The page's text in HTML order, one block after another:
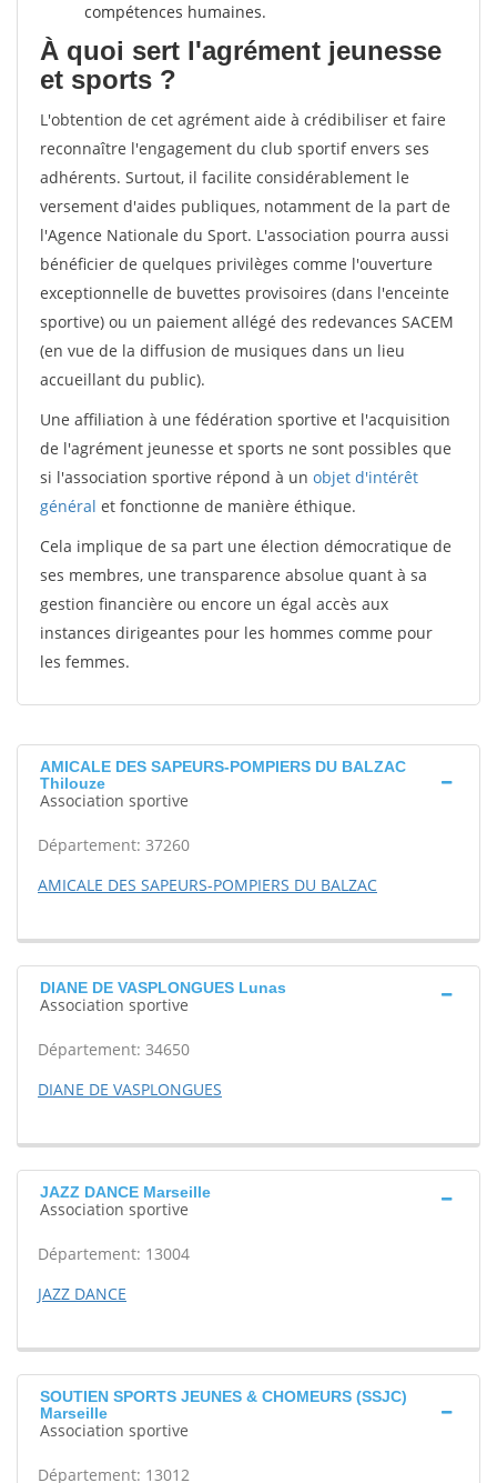
compétences humaines.
À quoi sert l'agrément jeunesse
et sports ?
L'obtention de cet agrément aide à crédibiliser et faire
reconnaître l'engagement du club sportif envers ses
adhérents. Surtout, il facilite considérablement le
versement d'aides publiques, notamment de la part de
l'Agence Nationale du Sport. L'association pourra aussi
bénéficier de quelques privilèges comme l'ouverture
exceptionnelle de buvettes provisoires (dans l'enceinte
sportive) ou un paiement allégé des redevances SACEM
(en vue de la diffusion de musiques dans un lieu
accueillant du public).
Une affiliation à une fédération sportive et l'acquisition
de l'agrément jeunesse et sports ne sont possibles que
si l'association sportive répond à un objet d'intérêt
général et fonctionne de manière éthique.
Cela implique de sa part une élection démocratique de
ses membres, une transparence absolue quant à sa
gestion financière ou encore un égal accès aux
instances dirigeantes pour les hommes comme pour
les femmes.
AMICALE DES SAPEURS-POMPIERS DU BALZAC
Thilouze
Association sportive
Département: 37260
AMICALE DES SAPEURS-POMPIERS DU BALZAC
DIANE DE VASPLONGUES Lunas
Association sportive
Département: 34650
DIANE DE VASPLONGUES
JAZZ DANCE Marseille
Association sportive
Département: 13004
JAZZ DANCE
SOUTIEN SPORTS JEUNES & CHOMEURS (SSJC)
Marseille
Association sportive
Département: 13012